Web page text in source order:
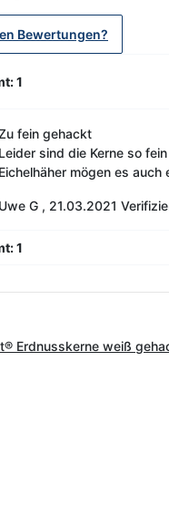
Bewertungen?
1
fein gehackt
Leider sind die Kerne so
Eichelhäher mögen es auch
Uwe G , 21.03.2021
1